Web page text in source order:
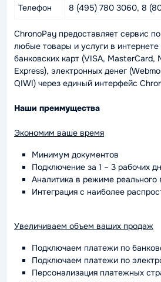
Телефон 8 (495) 780 3060, 8
ChronoPay предоставляет сервис
любые товары и услуги в
банковских карт (VISA, MasterCard,
Express), электронных денег
QIWI) через единый интерфейс
Наши преимущества
Экономим ваше время
Минимум документов
Подключение за 1 – 3 рабочих
Аналитика в режиме реального
Интеграция с наиболее
Увеличиваем объем ваших продаж
Подключаем платежи по
Подключаем платежи по
Персонализация платежных